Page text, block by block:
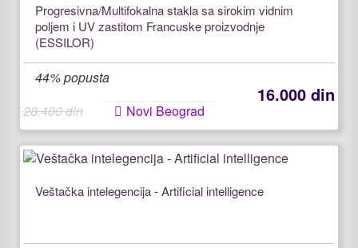
Progresivna/Multifokalna stakla sa sirokim vidnim
poljem i UV zastitom Francuske proizvodnje
(ESSILOR)
44% popusta
16.000 din
28.400 din Novi Beograd
Veštačka intelegencija - Artificial intelligence